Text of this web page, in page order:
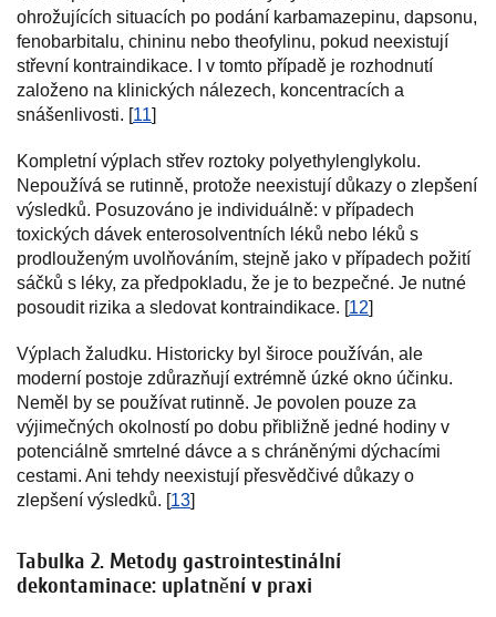
ohrožujících situacích po podání karbamazepinu, dapsonu,
fenobarbitalu, chininu nebo theofylinu, pokud neexistují
střevní kontraindikace. I v tomto případě je rozhodnutí
založeno na klinických nálezech, koncentracích a
snášenlivosti. [11]
Kompletní výplach střev roztoky polyethylenglykolu.
Nepoužívá se rutinně, protože neexistují důkazy o zlepšení
výsledků. Posuzováno je individuálně: v případech
toxických dávek enterosolventních léků nebo léků s
prodlouženým uvolňováním, stejně jako v případech požití
sáčků s léky, za předpokladu, že je to bezpečné. Je nutné
posoudit rizika a sledovat kontraindikace. [12]
Výplach žaludku. Historicky byl široce používán, ale
moderní postoje zdůrazňují extrémně úzké okno účinku.
Neměl by se používat rutinně. Je povolen pouze za
výjimečných okolností po dobu přibližně jedné hodiny v
potenciálně smrtelné dávce a s chráněnými dýchacími
cestami. Ani tehdy neexistují přesvědčivé důkazy o
zlepšení výsledků. [13]
Tabulka 2. Metody gastrointestinální
dekontaminace: uplatnění v praxi